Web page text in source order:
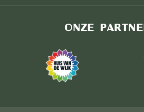
Onze